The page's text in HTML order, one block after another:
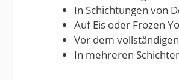
In Schichtungen von
Auf Eis oder Frozen
Vor dem
In mehreren